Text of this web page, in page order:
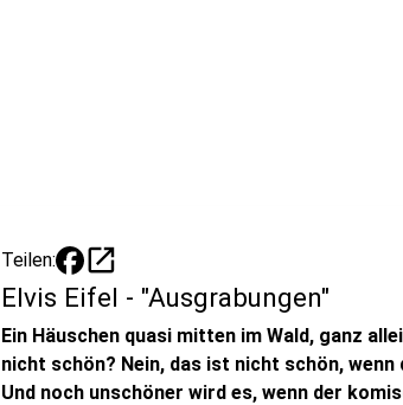
Teilen: open_in_new
Elvis Eifel - "Ausgrabungen"
Ein Häuschen quasi mitten im Wald, ganz
nicht schön? Nein, das ist nicht schön,
Und noch unschöner wird es, wenn der